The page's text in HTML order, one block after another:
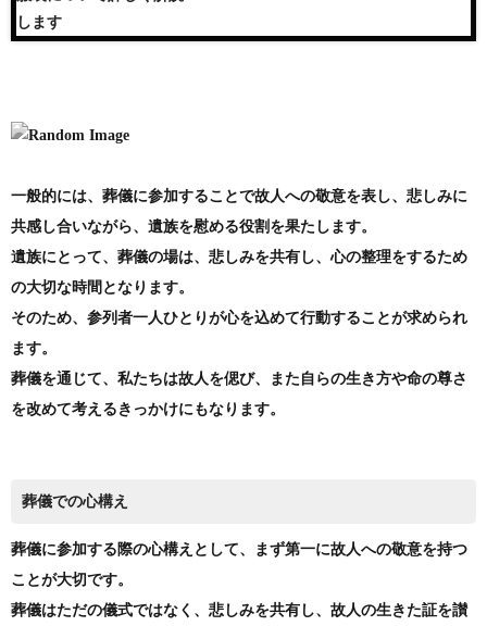
一般的には、葬儀に参加することで故人への敬意を表し、悲しみに
共感し合いながら、遺族を慰める役割を果たします。
遺族にとって、葬儀の場は、悲しみを共有し、心の整理をするため
の大切な時間となります。
そのため、参列者一人ひとりが心を込めて行動することが求められ
ます。
葬儀を通じて、私たちは故人を偲び、また自らの生き方や命の尊さ
を改めて考えるきっかけにもなります。
葬儀での心構え
葬儀に参加する際の心構えとして、まず第一に故人への敬意を持つ
ことが大切です。
葬儀はただの儀式ではなく、悲しみを共有し、故人の生きた証を讃